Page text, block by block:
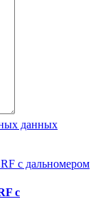
данных
с